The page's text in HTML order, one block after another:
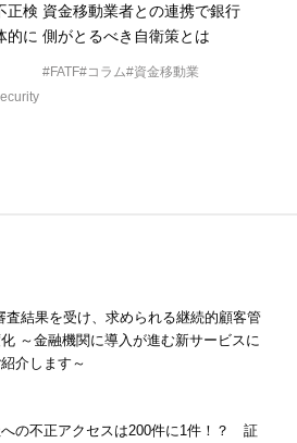
正検
的に
資金移動業者との連携で銀行
側がとるべき自衛策とは
FATF コラム 資金移動業
査結果を受け、求められる継続的顧客管
～金融機関に導入が進む新サービスに
介します～
の不正アクセスは200件に1件！？ 証